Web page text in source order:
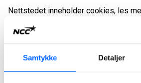
Samtykke Detaljer
Nettstedet inneholder cookies, les
Opplysningene som du oppgir til NCC
fyller ut et interesseskjema – blant